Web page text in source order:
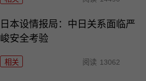
日本设情报局：中日关系面临严
峻安全考验
相关 阅读 13062